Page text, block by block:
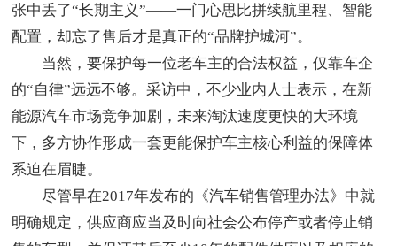
张中丢了“长期主义”——一门心思比拼续航里程、智能
配置，却忘了售后才是真正的“品牌护城河”。
当然，要保护每一位老车主的合法权益，仅靠车企
的“自律”远远不够。采访中，不少业内人士表示，在新
能源汽车市场竞争加剧，未来淘汰速度更快的大环境
下，多方协作形成一套更能保护车主核心利益的保障体
系迫在眉睫。
尽管早在2017年发布的《汽车销售管理办法》中就
明确规定，供应商应当及时向社会公布停产或者停止销